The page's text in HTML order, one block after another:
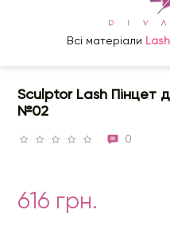
Всі матеріали
Sculptor Lash Пінцет
№02
0
616 грн.